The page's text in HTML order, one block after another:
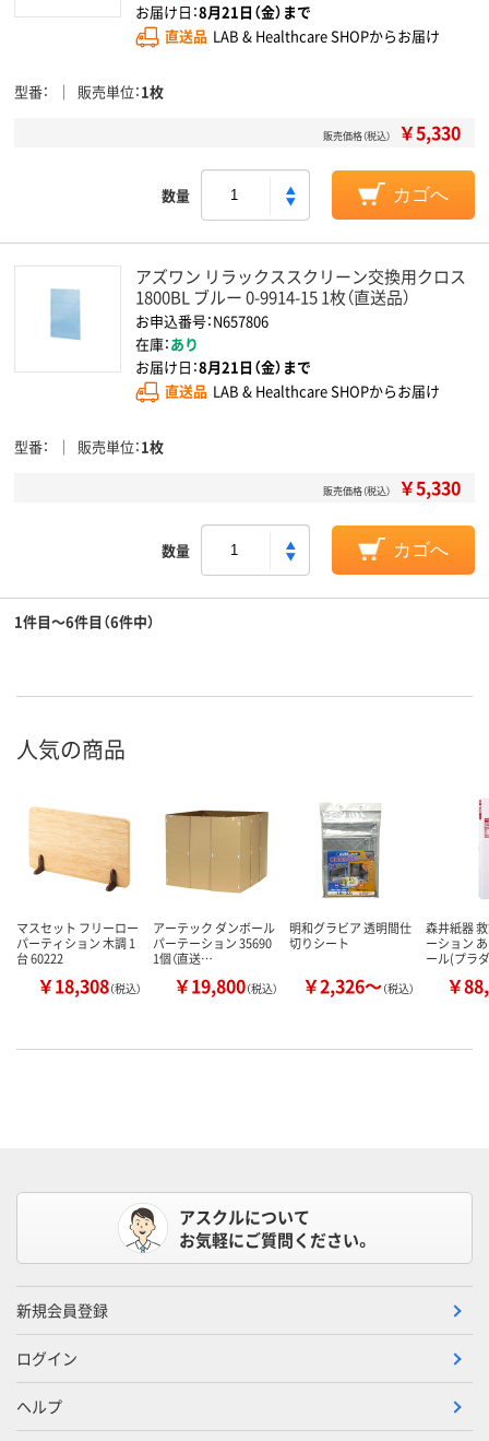
お届け日：8月21日（金）まで
直送品 LAB & Healthcare SHOPからお届け
型番 販売単位 1枚
販売価格（税込） ￥5,330
数量 カゴへ
アズワン リラックススクリーン交換用クロス
1800BL ブルー 0-9914-15 1枚（直送品）
お申込番号：N657806
在庫：あり
お届け日：8月21日（金）まで
直送品 LAB & Healthcare SHOPからお届け
型番 販売単位 1枚
販売価格（税込） ￥5,330
数量 カゴへ
1件目～6件目（6件中）
人気の商品
マスセット フリーロー
パーティション 木調 1
台 60222
￥18,308（税込）
アーテック ダンボール
パーテーション 35690
1個（直送…
￥19,800（税込）
明和グラビア 透明間仕
切りシート
￥2,326～（税込）
森井紙器
ーション
ール(プラ
￥
アスクルについて
お気軽にご質問ください。
新規会員登録
ログイン
ヘルプ